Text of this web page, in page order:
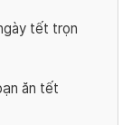
tết trọn
ăn tết